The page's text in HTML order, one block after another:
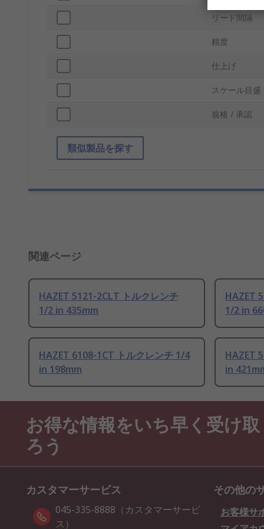
リード間隔
精度
仕上げ
スケール目盛
規格 / 承認
類似製品を探す
関連ページ
HAZET 5121-2CLT トルクレンチ
1/2 in 435mm
HAZET
1/2 in
HAZET 6108-1CT トルクレンチ 1/4
in 198mm
HAZET
in
お得な情報をいち早く受け取
ろう
カスタマーサービス
045-335-8888（カスタマーサービ
ス）
その他の
お客様サ